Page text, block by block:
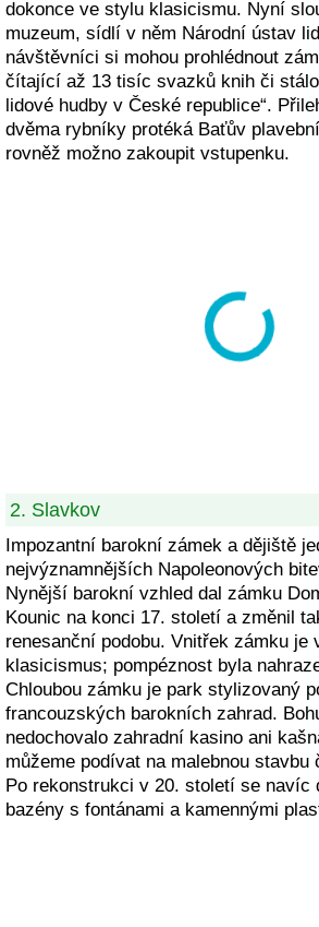
dokonce ve stylu klasicismu. Nyní
muzeum, sídlí v něm Národní ústav
návštěvníci si mohou prohlédnout
čítající až 13 tisíc svazků knih či
lidové hudby v České republice“.
dvěma rybníky protéká Baťův
rovněž možno zakoupit vstupenku.
2. Slavkov
Impozantní barokní zámek a dějiště
nejvýznamnějších Napoleonových
Nynější barokní vzhled dal zámku
Kounic na konci 17. století a změnil
renesanční podobu. Vnitřek zámku je
klasicismus; pompéznost byla
Chloubou zámku je park stylizovaný
francouzských barokních zahrad.
nedochovalo zahradní kasino ani
můžeme podívat na malebnou stavbu
Po rekonstrukci v 20. století se navíc
bazény s fontánami a kamennými